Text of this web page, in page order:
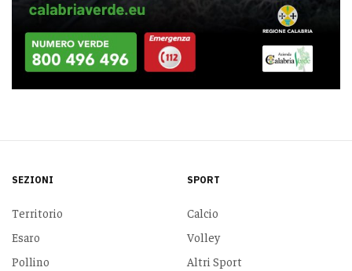
SEZIONI
Territorio
Esaro
Pollino
SPORT
Calcio
Volley
Altri Sport